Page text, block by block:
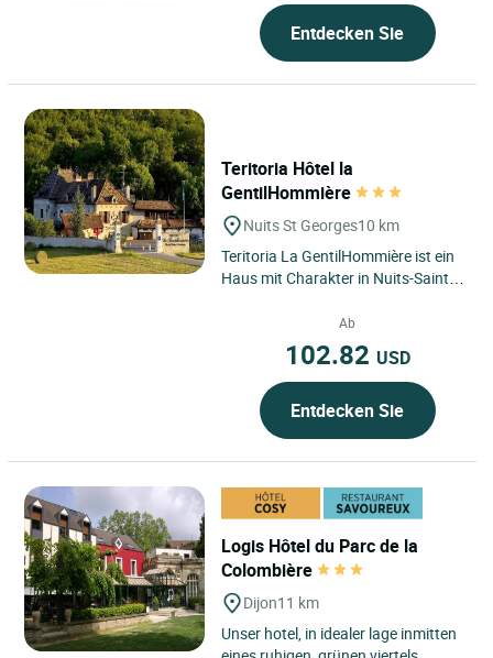
Entdecken Sie
Teritoria Hôtel la
GentilHommière
Nuits St Georges10 km
Teritoria La GentilHommière ist ein
Haus mit Charakter in Nuits-Saint-
Bourgogne–Franche-Comté,...
Ab
102.82 USD
Entdecken Sie
Logis Hôtel du Parc de la
Colombière
Dijon11 km
Unser hotel, in idealer lage inmitten